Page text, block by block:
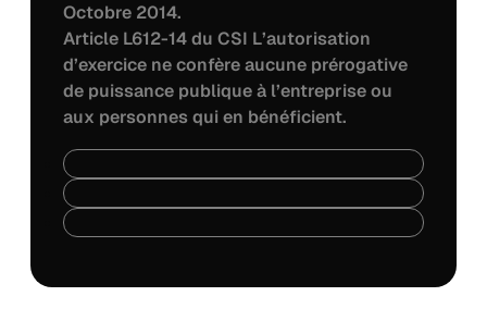
Octobre 2014.
Article L612-14 du CSI L’autorisation
d’exercice ne confère aucune prérogative
de puissance publique à l’entreprise ou
aux personnes qui en bénéficient.